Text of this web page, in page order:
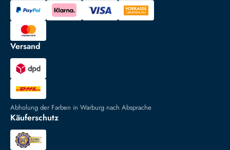
Versand
Abholung der Farben in Warburg nach Absprache
Käuferschutz